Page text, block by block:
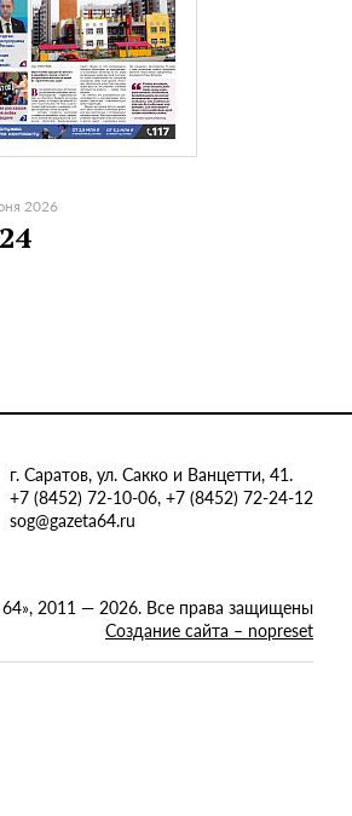
2026
г. Саратов, ул. Сакко и Ванцетти, 41.
+7 (8452) 72-10-06, +7 (8452) 72-24-12
sog@gazeta64.ru
2011 — 2026. Все права защищены
Создание сайта – nopreset